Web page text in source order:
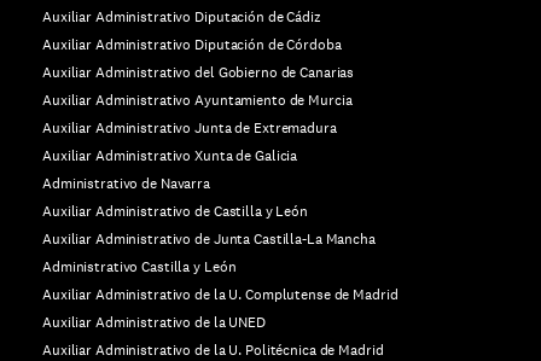
Auxiliar Administrativo Diputación de Cádiz
Auxiliar Administrativo Diputación de Córdoba
Auxiliar Administrativo del Gobierno de Canarias
Auxiliar Administrativo Ayuntamiento de Murcia
Auxiliar Administrativo Junta de Extremadura
Auxiliar Administrativo Xunta de Galicia
Administrativo de Navarra
Auxiliar Administrativo de Castilla y León
Auxiliar Administrativo de Junta Castilla-La Mancha
Administrativo Castilla y León
Auxiliar Administrativo de la U. Complutense de Madrid
Auxiliar Administrativo de la UNED
Auxiliar Administrativo de la U. Politécnica de Madrid